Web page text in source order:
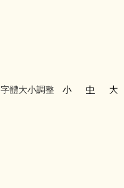
字體大小調整 小 中 大